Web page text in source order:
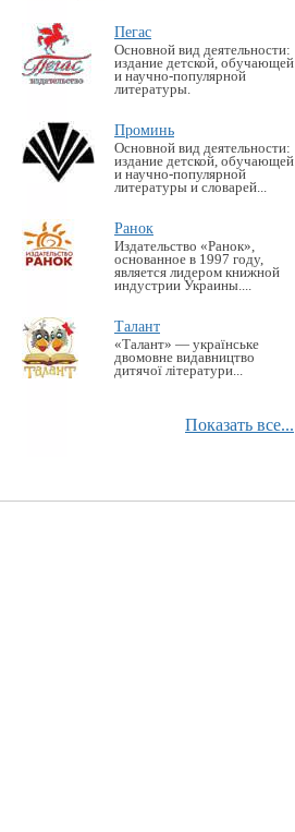
Пегас
Основной вид деятельности:
издание детской, обучающей
и научно-популярной
литературы.
Проминь
Основной вид деятельности:
издание детской, обучающей
и научно-популярной
литературы и словарей...
Ранок
Издательство «Ранок»,
основанное в 1997 году,
является лидером книжной
индустрии Украины....
Талант
«Талант» — українське
двомовне видавництво
дитячої літератури...
Показать все...